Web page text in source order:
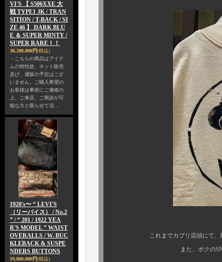
VI'S 【 S506XXE 大
戦 TYPE1 JK / TRAN
SITION / T-BACK / SI
ZE 46 】 DARK BLU
E ＆ SUPER MINTY /
SUPER RARE！！
38,280,000円(税込)
・こちらの商品はアイテ
ムの特性故、ネット販売
及び、通販の予定はござ
いません。ご購入希望の
お客様は事前にご連絡の
上、ご来店、ご商談が可
能な方と限らせて頂…
1920's〜 “ LEVI'S
（リーバイス） / No.2
” / “ 201 / 1922 YEA
R'S MODEL ” WAIST
OVERALLS / W. BUC
KLEBACK & SUSPE
NDERS BUTTONS
19,800,000円(税込)
これまでカプリ店頭にて、期間限
また、ボクのSNS内でチラ